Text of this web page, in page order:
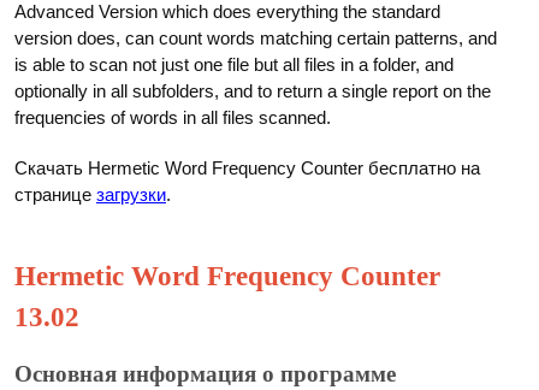
Advanced Version which does everything the standard
version does, can count words matching certain patterns, and
is able to scan not just one file but all files in a folder, and
optionally in all subfolders, and to return a single report on the
frequencies of words in all files scanned.
Скачать Hermetic Word Frequency Counter бесплатно на
странице загрузки.
Hermetic Word Frequency Counter
13.02
Основная информация о программе